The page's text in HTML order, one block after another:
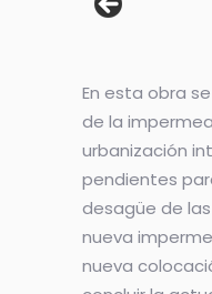
En esta obra
de la
urbanización
pendientes
desagüe de
nueva
nueva